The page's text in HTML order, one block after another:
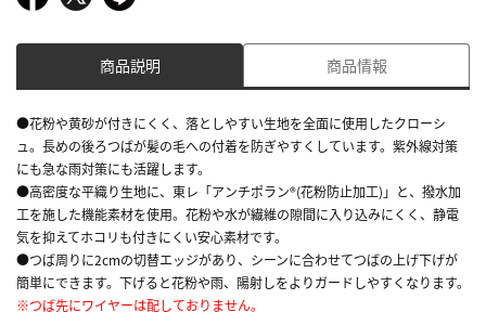
商品説明 商品情報
●花粉や黄砂が付きにくく、落としやすい生地を全面に使用したクローシ
ュ。長めの後ろつばが髪の毛への付着を防ぎやすくしています。紫外線対策
にも急な雨対策にも活躍します。
●高密度な平織り生地に、東レ「アンチポラン®(花粉防止加工)」と、撥水加
工を施した機能素材を使用。花粉や水が繊維の隙間に入り込みにくく、静電
気を抑えてホコリも付きにくい安心素材です。
●つば周りに2cmの切替エッジがあり、シーンに合わせてつばの上げ下げが
簡単にできます。下げると花粉や雨、陽射しをよりガードしやすくなります。
※つば先にワイヤーは配しておりません。